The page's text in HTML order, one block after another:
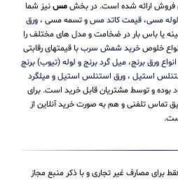
فروش ارائه شده است. در بخشمسنیز شما
لوله مسی، قیمت کاتد مسو تسمه مسی ، ورق
یا باس بار در ضخامت و مدل های مختلف را
خلوصخرید شمش سرببا قیمتهای رقابتی
انواع ورق برنج، میل گرد برنجو لوله (تیوب) برنج
استیل ، ورق استنلس استیلومیلگرد
بوده و توسط مشتریان قابل خرید است. برای
تماس تلفنی و هم به صورت خرید آنلاین از
برای مصارف غیر تجاری و با ذکر منبع مجاز